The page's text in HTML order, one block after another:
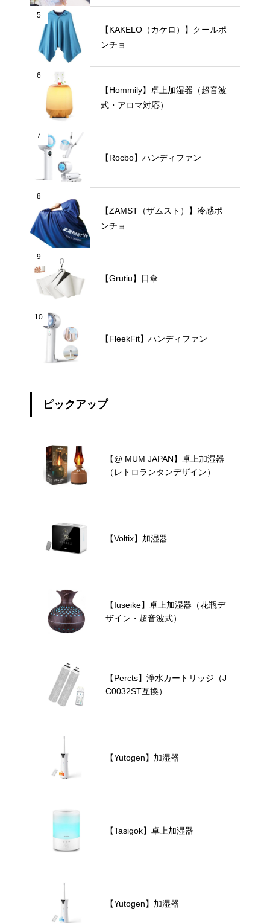
5
【KAKELO（カケロ）】クールポ
ンチョ
6
【Hommily】卓上加湿器（超音波
式・アロマ対応）
7
【Rocbo】ハンディファン
8
【ZAMST（ザムスト）】冷感ポ
ンチョ
9
【Grutiu】日傘
10
【FleekFit】ハンディファン
ピックアップ
【@ MUM JAPAN】卓上加湿器
（レトロランタンデザイン）
【Voltix】加湿器
【Iuseike】卓上加湿器（花瓶デ
ザイン・超音波式）
【Percts】浄水カートリッジ（J
C0032ST互換）
【Yutogen】加湿器
【Tasigok】卓上加湿器
【Yutogen】加湿器